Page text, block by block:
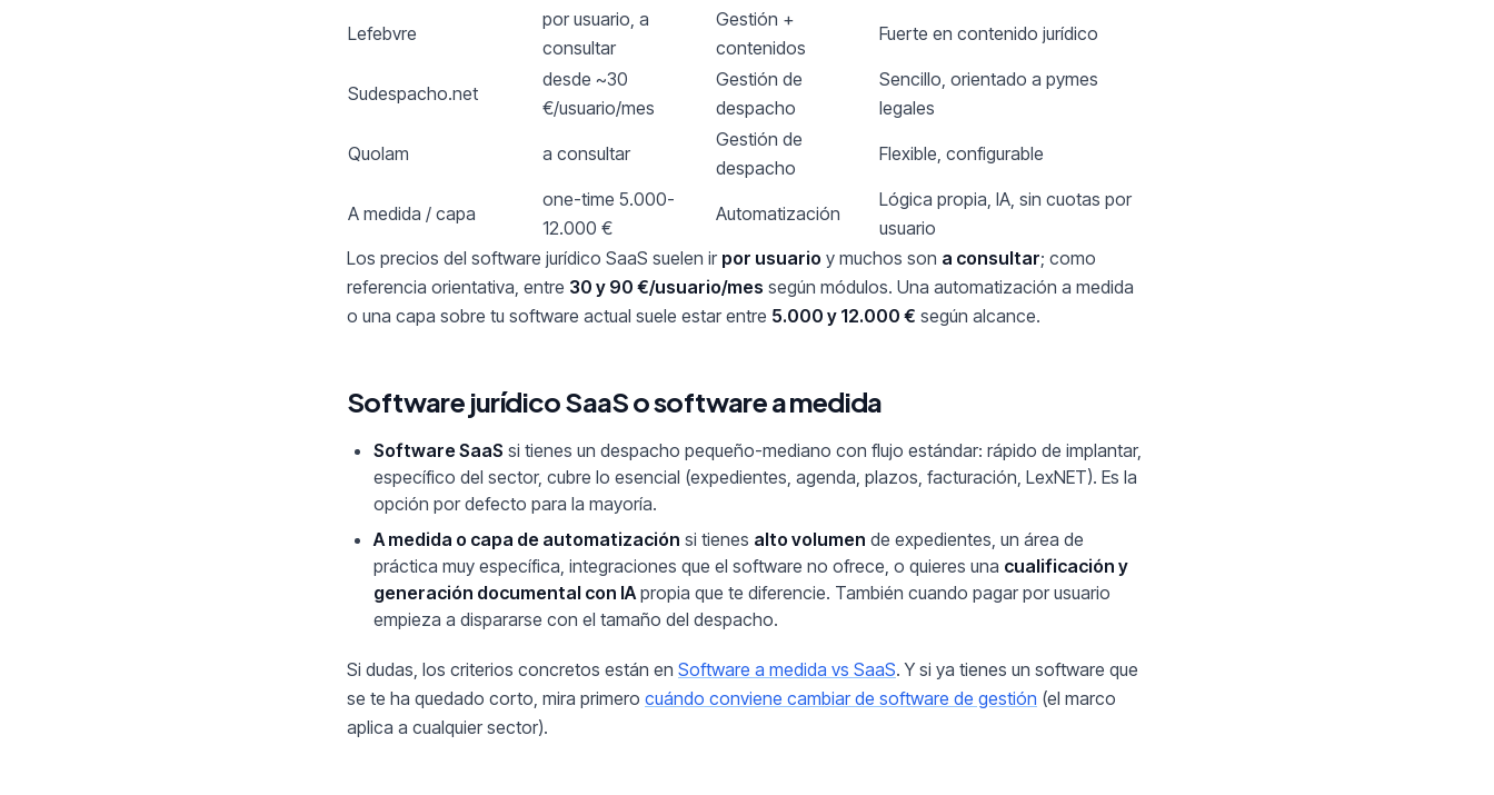
Lefebvre
por usuario, a
consultar
Gestión +
contenidos
Fuerte en contenido jurídico
Sudespacho.net
desde ~30
€/usuario/mes
Gestión de
despacho
Sencillo, orientado a pymes
legales
Quolam a consultar
Gestión de
despacho
Flexible, configurable
A medida / capa
one-time 5.000-
12.000 €
Automatización
Lógica propia, IA, sin cuotas por
usuario
Los precios del software jurídico SaaS suelen ir por usuario y muchos son a consultar; como
referencia orientativa, entre 30 y 90 €/usuario/mes según módulos. Una automatización a medida
o una capa sobre tu software actual suele estar entre 5.000 y 12.000 € según alcance.
Software jurídico SaaS o software a medida
Software SaaS si tienes un despacho pequeño-mediano con flujo estándar: rápido de implantar,
específico del sector, cubre lo esencial (expedientes, agenda, plazos, facturación, LexNET). Es la
opción por defecto para la mayoría.
A medida o capa de automatización si tienes alto volumen de expedientes, un área de
práctica muy específica, integraciones que el software no ofrece, o quieres una cualificación y
generación documental con IApropia que te diferencie. También cuando pagar por usuario
empieza a dispararse con el tamaño del despacho.
Si dudas, los criterios concretos están en Software a medida vs SaaS. Y si ya tienes un software que
se te ha quedado corto, mira primero cuándo conviene cambiar de software de gestión (el marco
aplica a cualquier sector).